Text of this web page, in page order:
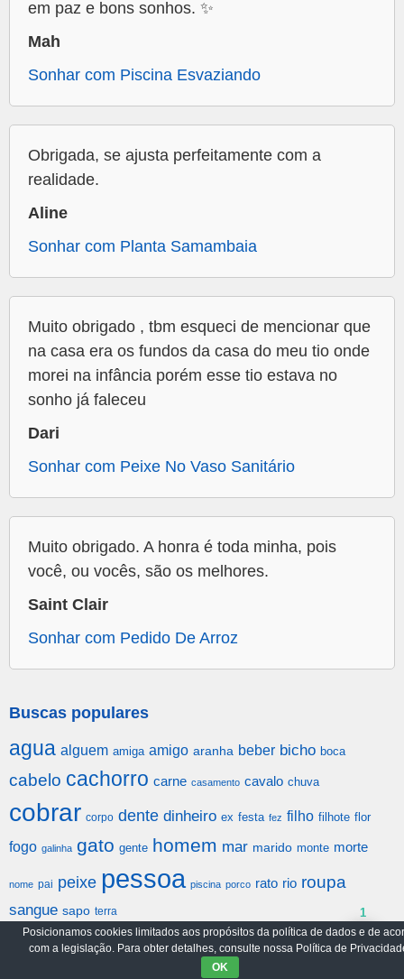
em paz e bons sonhos. ✨
Mah
Sonhar com Piscina Esvaziando
Obrigada, se ajusta perfeitamente com a
realidade.
Aline
Sonhar com Planta Samambaia
Muito obrigado , tbm esqueci de mencionar que
na casa era os fundos da casa do meu tio onde
morei na infância porém esse tio estava no
sonho já faleceu
Dari
Sonhar com Peixe No Vaso Sanitário
Muito obrigado. A honra é toda minha, pois
você, ou vocês, são os melhores.
Saint Clair
Sonhar com Pedido De Arroz
Buscas populares
agua alguem amiga amigo aranha beber bicho boca
cabelo cachorro carne casamento cavalo chuva
cobrar corpo dente dinheiro ex festa fez filho filhote flor
fogo galinha gato gente homem mar marido monte morte
nome pai peixe pessoa piscina porco rato rio roupa
sangue sapo terra
Arquivo Política de Privacidade
Todos os Direitos Reservado.
Posicionamos cookies limitados aos propósitos da política de dados e de
com a legislação. Para obter detalhes, consulte nossa Política de
OK
1